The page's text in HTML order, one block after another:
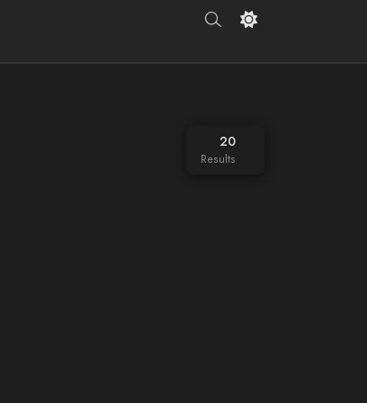
20
Results